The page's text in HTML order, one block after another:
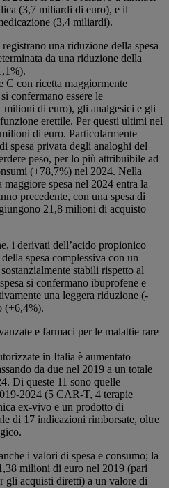
(3,7 miliardi di euro), e il
(3,4 miliardi).
una riduzione della spesa
da una riduzione della
C con ricetta maggiormente
confermano essere le
milioni di euro), gli analgesici e gli
erettile. Per questi ultimi nel
di euro. Particolarmente
spesa privata degli analoghi del
peso, per lo più attribuibile ad
(+78,7%) nel 2024. Nella
spesa nel 2024 entra la
precedente, con una spesa di
21,8 milioni di acquisto
i derivati dell’acido propionico
spesa complessiva con un
stabili rispetto al
si confermano ibuprofene e
una leggera riduzione (‐
(+6,4%).
e farmaci per le malattie rare
in Italia è aumentato
da due nel 2019 a un totale
Di queste 11 sono quelle
(5 CAR‐T, 4 terapie
ex‐vivo e un prodotto di
di 17 indicazioni rimborsate, oltre
i valori di spesa e consumo; la
milioni di euro nel 2019 (pari
gli acquisti diretti) a un valore di